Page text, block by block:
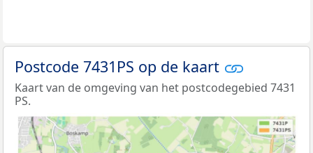
Postcode 7431PS op de kaart
Kaart van de omgeving van het postcodegebied 7431
PS.